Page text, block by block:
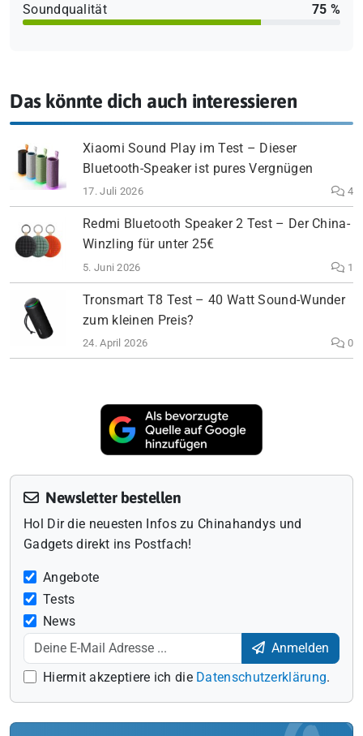
Soundqualität 75 %
Das könnte dich auch interessieren
Xiaomi Sound Play im Test – Dieser
Bluetooth-Speaker ist pures Vergnügen
17. Juli 2026 4
Redmi Bluetooth Speaker 2 Test – Der China-
Winzling für unter 25€
5. Juni 2026 1
Tronsmart T8 Test – 40 Watt Sound-Wunder
zum kleinen Preis?
24. April 2026 0
Newsletter bestellen
Hol Dir die neuesten Infos zu Chinahandys und
Gadgets direkt ins Postfach!
Angebote
Tests
News
Anmelden
Hiermit akzeptiere ich die Datenschutzerklärung.